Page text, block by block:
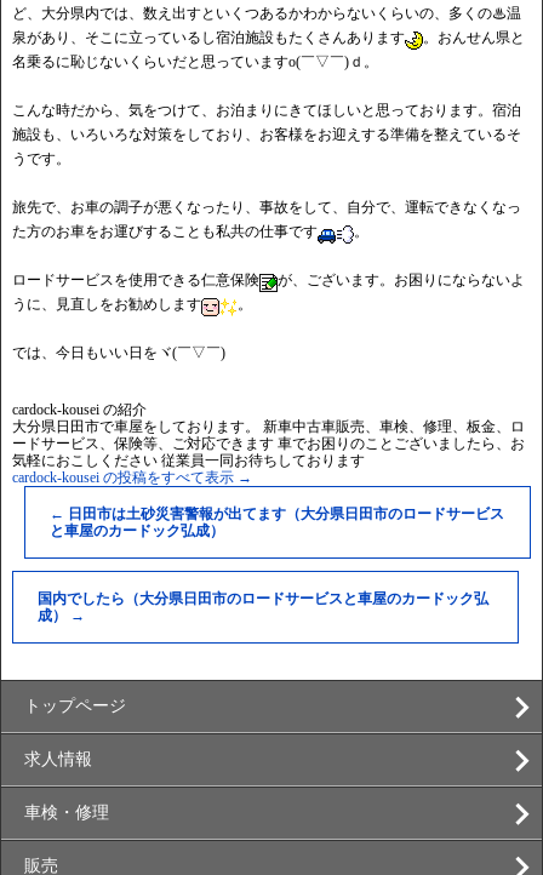
ど、大分県内では、数え出すといくつあるかわからないくらいの、多くの♨温
泉があり、そこに立っているし宿泊施設もたくさんあります
。おんせん県と
名乗るに恥じないくらいだと思っていますo(￣▽￣)ｄ。
こんな時だから、気をつけて、お泊まりにきてほしいと思っております。宿泊
施設も、いろいろな対策をしており、お客様をお迎えする準備を整えているそ
うです。
旅先で、お車の調子が悪くなったり、事故をして、自分で、運転できなくなっ
た方のお車をお運びすることも私共の仕事です
。
ロードサービスを使用できる仁意保険
が、ございます。お困りにならないよ
うに、見直しをお勧めします
。
では、今日もいい日をヾ(￣▽￣)
cardock-kousei の紹介
大分県日田市で車屋をしております。 新車中古車販売、車検、修理、板金、ロ
ードサービス、保険等、ご対応できます 車でお困りのことございましたら、お
気軽におこしください 従業員一同お待ちしております
cardock-kousei の投稿をすべて表示 →
← 日田市は土砂災害警報が出てます（大分県日田市のロードサービス
と車屋のカードック弘成）
国内でしたら（大分県日田市のロードサービスと車屋のカードック弘
成）
→
トップページ
求人情報
車検・修理
販売